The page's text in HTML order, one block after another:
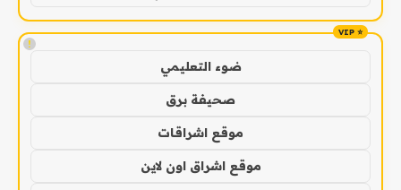
!
ضوء التعليمي
صحيفة برق
موقع اشراقات
موقع اشراق اون لاين